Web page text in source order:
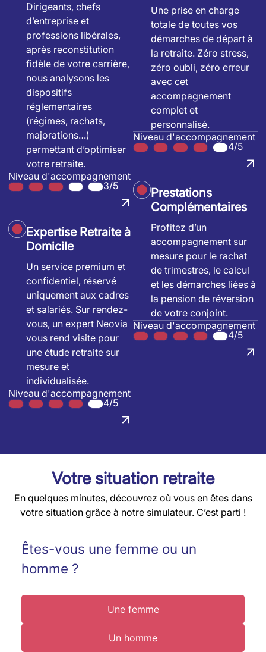
Dirigeants, chefs
d’entreprise et
professions libérales,
après reconstitution
fidèle de votre carrière,
nous analysons les
dispositifs
réglementaires
(régimes, rachats,
majorations…)
permettant d’optimiser
votre retraite.
Niveau d'accompagnement
3/5
Expertise Retraite à
Domicile
Un service premium et
confidentiel, réservé
uniquement aux cadres
et salariés. Sur rendez-
vous, un expert Neovia
vous rend visite pour
une étude retraite sur
mesure et
individualisée.
Niveau d'accompagnement
4/5
Une prise en charge
totale de toutes vos
démarches de départ à
la retraite. Zéro stress,
zéro oubli, zéro erreur
avec cet
accompagnement
complet et
personnalisé.
Niveau d'accompagnement
4/5
Prestations
Complémentaires
Profitez d’un
accompagnement sur
mesure pour le rachat
de trimestres, le calcul
et les démarches liées à
la pension de réversion
de votre conjoint.
Niveau d'accompagnement
4/5
Votre situation retraite
En quelques minutes, découvrez où vous en êtes dans
votre situation grâce à notre simulateur. C’est parti !